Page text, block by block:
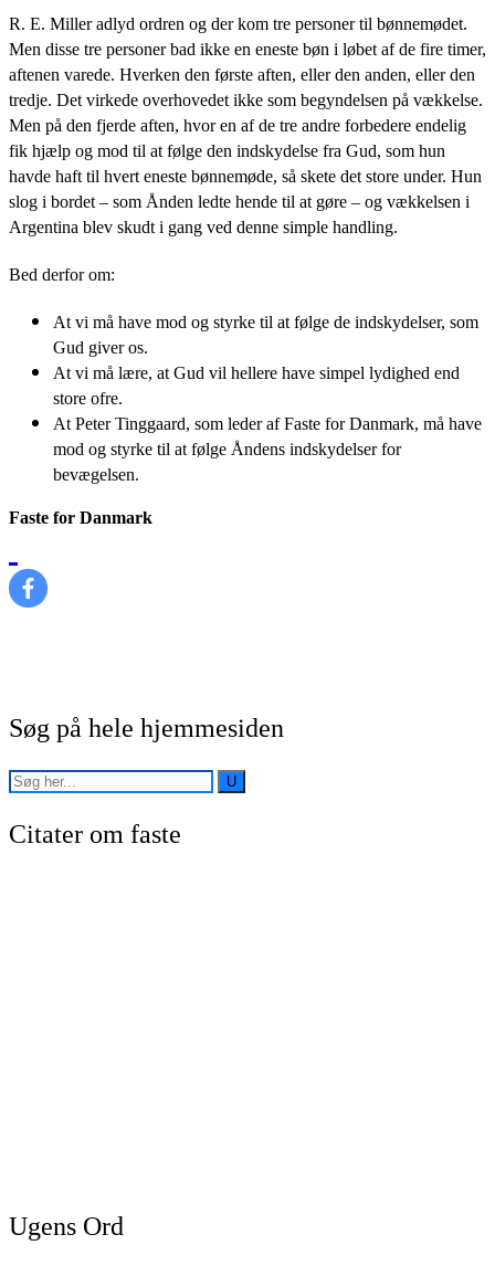
R. E. Miller adlyd ordren og der kom tre personer til bønnemødet.
Men disse tre personer bad ikke en eneste bøn i løbet af de fire timer,
aftenen varede. Hverken den første aften, eller den anden, eller den
tredje. Det virkede overhovedet ikke som begyndelsen på vækkelse.
Men på den fjerde aften, hvor en af de tre andre forbedere endelig
fik hjælp og mod til at følge den indskydelse fra Gud, som hun
havde haft til hvert eneste bønnemøde, så skete det store under. Hun
slog i bordet – som Ånden ledte hende til at gøre – og vækkelsen i
Argentina blev skudt i gang ved denne simple handling.
Bed derfor om:
At vi må have mod og styrke til at følge de indskydelser, som
Gud giver os.
At vi må lære, at Gud vil hellere have simpel lydighed end
store ofre.
At Peter Tinggaard, som leder af Faste for Danmark, må have
mod og styrke til at følge Åndens indskydelser for
bevægelsen.
Faste for Danmark
Søg på hele hjemmesiden
Citater om faste
Ugens Ord